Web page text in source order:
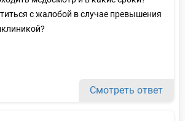
с жалобой в случае превышения
Смотреть ответ